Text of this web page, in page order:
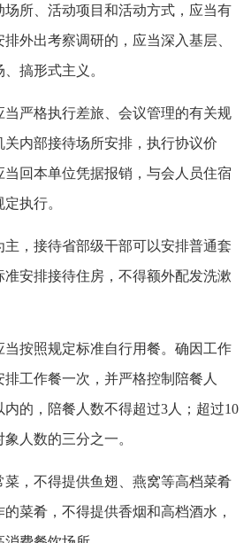
所、活动项目和活动方式，应当有
外出考察调研的，应当深入基层、
搞形式主义。
严格执行差旅、会议管理的有关规
内部接待场所安排，执行协议价
回本单位凭据报销，与会人员住宿
执行。
，接待省部级干部可以安排普通套
安排接待住房，不得额外配发洗漱
按照规定标准自行用餐。确因工作
工作餐一次，并严格控制陪餐人
的，陪餐人数不得超过3人；超过10
人数的三分之一。
，不得提供鱼翅、燕窝等高档菜肴
菜肴，不得提供香烟和高档酒水，